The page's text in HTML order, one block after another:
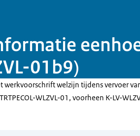
01b9)
welzijn tijdens vervoer
WLZVL-01, voorheen K-LV-